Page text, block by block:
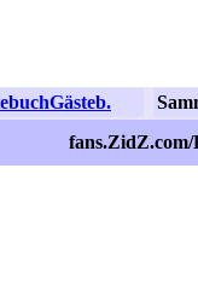
Gästeb.